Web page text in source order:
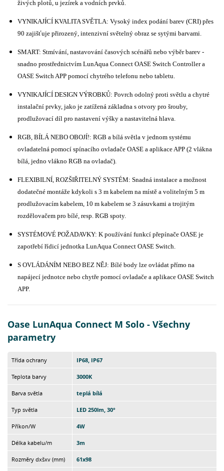
živých plotů, u jezírek a vodních prvků.
VYNIKAJÍCÍ KVALITA SVĚTLA: Vysoký index podání barev (CRI) přes
90 zajišťuje přirozený, intenzivní světelný obraz se sytými barvami.
SMART: Stmívání, nastavování časových scénářů nebo výběr barev -
snadno prostřednictvím LunAqua Connect OASE Switch Controller a
OASE Switch APP pomocí chytrého telefonu nebo tabletu.
VYNIKAJÍCÍ DESIGN VÝROBKŮ: Povrch odolný proti světlu a chytré
instalační prvky, jako je zatížená základna s otvory pro šrouby,
prodlužovací díl pro nastavení výšky a nastavitelná hlava.
RGB, BÍLÁ NEBO OBOJÍ!: RGB a bílá světla v jednom systému
ovladatelná pomocí spínacího ovladače OASE a aplikace APP (2 vlákna
bílá, jedno vlákno RGB na ovladač).
FLEXIBILNÍ, ROZŠIŘITELNÝ SYSTÉM: Snadná instalace a možnost
dodatečné montáže kdykoli s 3 m kabelem na místě a volitelným 5 m
prodlužovacím kabelem, 10 m kabelem se 3 zásuvkami a trojitým
rozdělovačem pro bílé, resp. RGB spoty.
SYSTÉMOVÉ POŽADAVKY: K používání funkcí přepínače OASE je
zapotřebí řídicí jednotka LunAqua Connect OASE Switch.
S OVLÁDÁNÍM NEBO BEZ NĚJ: Bílé body lze ovládat přímo na
napájecí jednotce nebo chytře pomocí ovladače a aplikace OASE Switch
APP.
Oase LunAqua Connect M Solo - Všechny
parametry
Třída ochrany IP68, IP67
Teplota barvy 3000K
Barva světla teplá bílá
Typ světla LED 250lm, 30°
Příkon/W 4W
Délka kabelu/m 3m
Rozměry dxšxv (mm) 61x98